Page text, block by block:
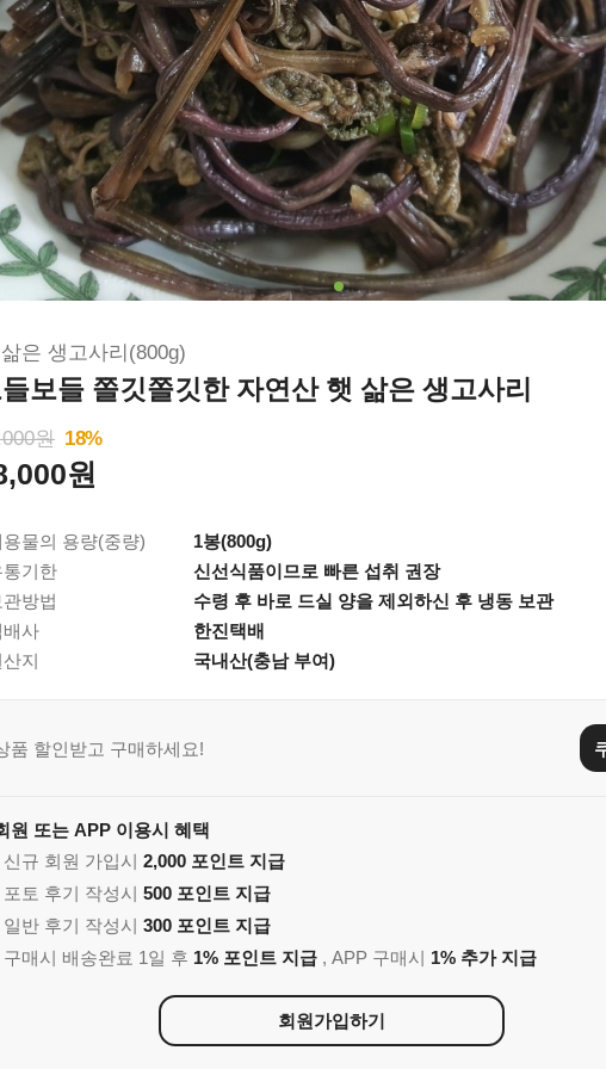
은 생고사리(800g)
보들 쫄깃쫄깃한 자연산 햇 삶은 생고사리
원 18%
원
용물의 용량(중량)
1봉(800g)
통기한
신선식품이므로 빠른 섭취 권장
관방법
수령 후 바로 드실 양을 제외하신 후 냉동 보관
배사
한진택배
산지
국내산(충남 부여)
품 할인받고 구매하세요!
원 또는 APP 이용시 혜택
신규 회원 가입시 2,000 포인트 지급
포토 후기 작성시 500 포인트 지급
일반 후기 작성시 300 포인트 지급
구매시 배송완료 1일 후 1% 포인트 지급 , APP 구매시 1% 추가 지급
회원가입하기